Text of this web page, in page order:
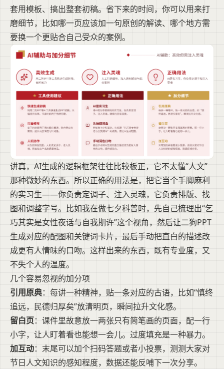
套用模板、搞出整套初稿。省下来的时间，你可以用来打
磨细节，比如哪一页应该加一句原创的解读、哪个地方需
要换一个更贴合自己受众的案例。
讲真，AI生成的逻辑框架往往比较板正，它不太懂“人文”
那种微妙的东西。所以正确的用法是，把它当个手脚麻利
的实习生——你负责定调子、注入灵魂，它负责排版、找
图和调整字号。比如我在做七夕科普时，先自己梳理出“乞
巧其实是女性夜话与自我期许”这个视角，然后让二狗PPT
生成对应的配图和关键词卡片，最后手动把直白的描述改
成更有人情味的口吻。这样出来的东西，既有专业度，又
不失个人的温度。
几个容易忽视的加分项
引用原典：每讲一种精神，贴一条对应的古语，比如“慎终
追远，民德归厚矣”放清明页，瞬间拉升文化感。
留白页：课件里故意放一两张只有简笔画的页面，配一行
小字，让人盯着看也能想一会儿。过度填充是一种暴力。
加互动：末尾可以加个扫码答题或者小投票，测测大家对
节日人文知识的感知程度，数据还能反哺下一次分享。